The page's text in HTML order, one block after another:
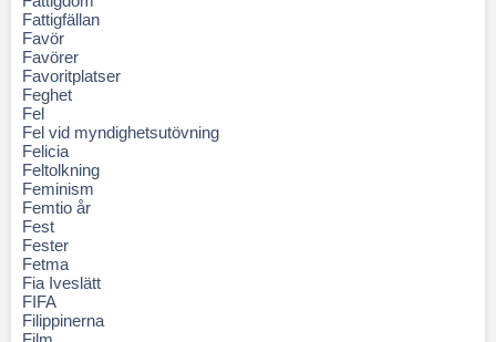
Fattigfällan
Favör
Favörer
Favoritplatser
Feghet
Fel
Fel vid myndighetsutövning
Felicia
Feltolkning
Feminism
Femtio år
Fest
Fester
Fetma
Fia Iveslätt
FIFA
Filippinerna